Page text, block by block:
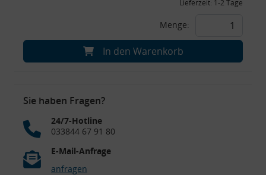
Lieferzeit: 1-2 Tage
Menge:
In den Warenkorb
Sie haben Fragen?
24/7-Hotline
033844 67 91 80
E-Mail-Anfrage
anfragen